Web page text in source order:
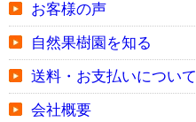
お客様の声
自然果樹園を知る
送料・お支払いについて
会社概要